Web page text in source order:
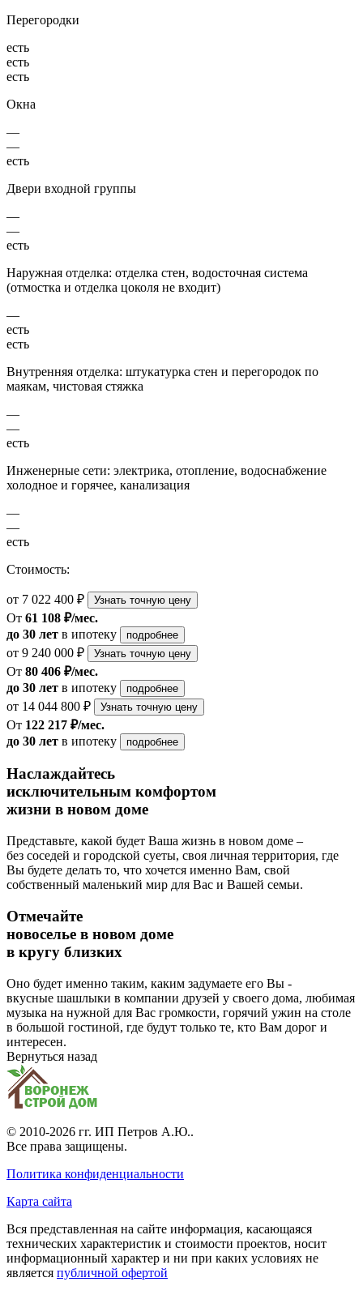
Перегородки
есть
есть
есть
Окна
—
—
есть
Двери входной группы
—
—
есть
Наружная отделка: отделка стен, водосточная система
(отмостка и отделка цоколя не входит)
—
есть
есть
Внутренняя отделка: штукатурка стен и перегородок по
маякам, чистовая стяжка
—
—
есть
Инженерные сети: электрика, отопление, водоснабжение
холодное и горячее, канализация
—
—
есть
Стоимость:
от 7 022 400 ₽ Узнать точную цену
От 61 108 ₽/мес.
до 30 лет в ипотеку подробнее
от 9 240 000 ₽ Узнать точную цену
От 80 406 ₽/мес.
до 30 лет в ипотеку подробнее
от 14 044 800 ₽ Узнать точную цену
От 122 217 ₽/мес.
до 30 лет в ипотеку подробнее
Наслаждайтесь
исключительным комфортом
жизни в новом доме
Представьте, какой будет Ваша жизнь в новом доме –
без соседей и городской суеты, своя личная территория, где
Вы будете делать то, что хочется именно Вам, свой
собственный маленький мир для Вас и Вашей семьи.
Отмечайте
новоселье в новом доме
в кругу близких
Оно будет именно таким, каким задумаете его Вы -
вкусные шашлыки в компании друзей у своего дома, любимая
музыка на нужной для Вас громкости, горячий ужин на столе
в большой гостиной, где будут только те, кто Вам дорог и
интересен.
Вернуться назад
© 2010-2026 гг. ИП Петров А.Ю..
Все права защищены.
Политика конфиденциальности
Карта сайта
Вся представленная на сайте информация, касающаяся
технических характеристик и стоимости проектов, носит
информационный характер и ни при каких условиях не
является публичной офертой